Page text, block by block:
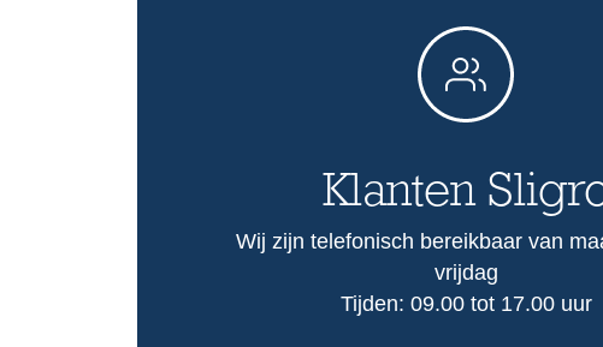
Klanten
Wij zijn telefonisch bereikbaar van
vrijdag
Tijden: 09.00 tot 17.00 uur